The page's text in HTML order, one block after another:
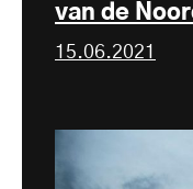
van de
15.06.2021